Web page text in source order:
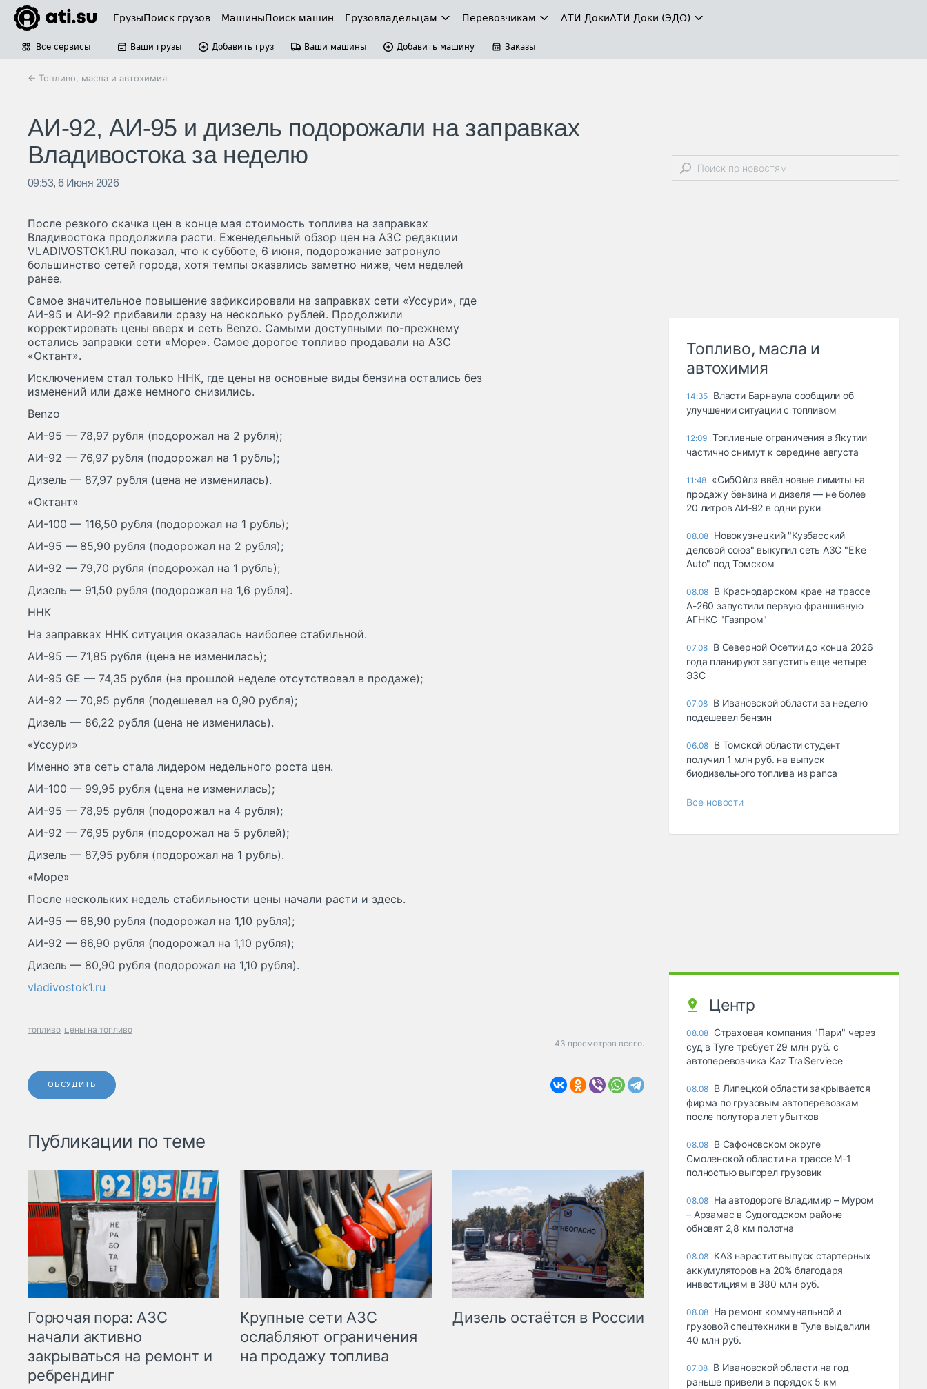
ГрузыПоиск грузов МашиныПоиск машин Грузовладельцам Перевозчикам АТИ-ДокиАТИ-Доки (ЭДО)
Все сервисы Ваши грузы Добавить груз Ваши машины Добавить машину Заказы
← Топливо, масла и автохимия
АИ-92, АИ-95 и дизель подорожали на заправках
Владивостока за неделю
09:53, 6 Июня 2026
После резкого скачка цен в конце мая стоимость топлива на заправках
Владивостока продолжила расти. Еженедельный обзор цен на АЗС редакции
VLADIVOSTOK1.RU показал, что к субботе, 6 июня, подорожание затронуло
большинство сетей города, хотя темпы оказались заметно ниже, чем неделей
ранее.
Самое значительное повышение зафиксировали на заправках сети «Уссури», где
АИ-95 и АИ-92 прибавили сразу на несколько рублей. Продолжили
корректировать цены вверх и сеть Benzo. Самыми доступными по-прежнему
остались заправки сети «Море». Самое дорогое топливо продавали на АЗС
«Октант».
Исключением стал только ННК, где цены на основные виды бензина остались без
изменений или даже немного снизились.
Benzo
АИ-95 — 78,97 рубля (подорожал на 2 рубля);
АИ-92 — 76,97 рубля (подорожал на 1 рубль);
Дизель — 87,97 рубля (цена не изменилась).
«Октант»
АИ-100 — 116,50 рубля (подорожал на 1 рубль);
АИ-95 — 85,90 рубля (подорожал на 2 рубля);
АИ-92 — 79,70 рубля (подорожал на 1 рубль);
Дизель — 91,50 рубля (подорожал на 1,6 рубля).
ННК
На заправках ННК ситуация оказалась наиболее стабильной.
АИ-95 — 71,85 рубля (цена не изменилась);
АИ-95 GE — 74,35 рубля (на прошлой неделе отсутствовал в продаже);
АИ-92 — 70,95 рубля (подешевел на 0,90 рубля);
Дизель — 86,22 рубля (цена не изменилась).
«Уссури»
Именно эта сеть стала лидером недельного роста цен.
АИ-100 — 99,95 рубля (цена не изменилась);
АИ-95 — 78,95 рубля (подорожал на 4 рубля);
АИ-92 — 76,95 рубля (подорожал на 5 рублей);
Дизель — 87,95 рубля (подорожал на 1 рубль).
«Море»
После нескольких недель стабильности цены начали расти и здесь.
АИ-95 — 68,90 рубля (подорожал на 1,10 рубля);
АИ-92 — 66,90 рубля (подорожал на 1,10 рубля);
Дизель — 80,90 рубля (подорожал на 1,10 рубля).
vladivostok1.ru
топливо цены на топливо
43 просмотров всего.
ОБСУДИТЬ
Публикации по теме
Горючая пора: АЗС
начали активно
закрываться на ремонт и
ребрендинг
Крупные сети АЗС
ослабляют ограничения
на продажу топлива
Дизель остаётся в России
Топливо, масла и
автохимия
14:35 Власти Барнаула сообщили об
улучшении ситуации с топливом
12:09 Топливные ограничения в Якутии
частично снимут к середине августа
11:48 «СибОйл» ввёл новые лимиты на
продажу бензина и дизеля — не более
20 литров АИ‑92 в одни руки
08.08 Новокузнецкий "Кузбасский
деловой союз" выкупил сеть АЗС "Elke
Auto" под Томском
08.08 В Краснодарском крае на трассе
А-260 запустили первую франшизную
АГНКС "Газпром"
07.08 В Северной Осетии до конца 2026
года планируют запустить еще четыре
ЭЗС
07.08 В Ивановской области за неделю
подешевел бензин
06.08 В Томской области студент
получил 1 млн руб. на выпуск
биодизельного топлива из рапса
Все новости
Центр
08.08 Страховая компания "Пари" через
суд в Туле требует 29 млн руб. с
автоперевозчика Kaz TralServiece
08.08 В Липецкой области закрывается
фирма по грузовым автоперевозкам
после полутора лет убытков
08.08 В Сафоновском округе
Смоленской области на трассе М-1
полностью выгорел грузовик
08.08 На автодороге Владимир – Муром
– Арзамас в Судогодском районе
обновят 2,8 км полотна
08.08 КАЗ нарастит выпуск стартерных
аккумуляторов на 20% благодаря
инвестициям в 380 млн руб.
08.08 На ремонт коммунальной и
грузовой спецтехники в Туле выделили
40 млн руб.
07.08 В Ивановской области на год
раньше привели в порядок 5 км